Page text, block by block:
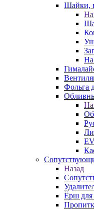
Шайки,
Фольга
Назад
Ёрш для